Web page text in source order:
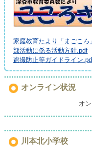
家庭教育たより「まごころ」
部活動に係る活動方針.pdf
盗撮防止等ガイドライン
オンライン状況
オ
川本北小学校